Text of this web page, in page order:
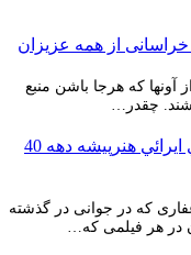
از همه عزیزان
که هرجا باشن منبع
چقدر…
حسن غفاري ايرائي هنرپيشه دهه 40
که در جوانی در گذشته
در هر فیلمی که…